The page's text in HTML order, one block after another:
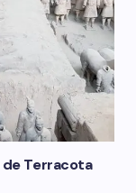
de Terracota